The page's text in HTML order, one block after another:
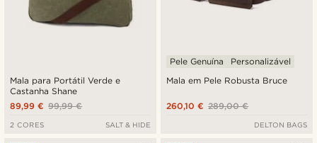
Mala para Portátil Verde e
Castanha Shane
99,99 €
89,99 €
2 CORES SALT & HIDE
Mala em Pele Robusta Bruce
Pele Genuína Personalizável
289,00 €
260,10 €
DELTON BAGS